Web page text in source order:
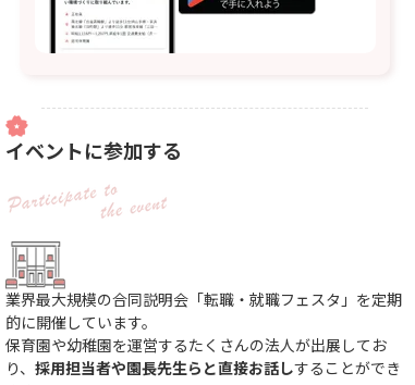
イベントに参加する
業界最大規模の合同説明会「転職・就職フェスタ」を定期
的に開催しています。
保育園や幼稚園を運営するたくさんの法人が出展してお
り、 採用担当者や園長先生らと直接お話しすることができ